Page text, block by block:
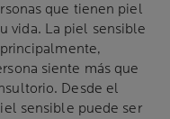
que tienen piel
vida. La piel sensible
siente más que
Desde el
sensible puede ser